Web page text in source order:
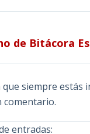
de Bitácora
que siempre estás
comentario.
entradas: